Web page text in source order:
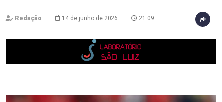
Redação 14 de junho de 2026 21:09